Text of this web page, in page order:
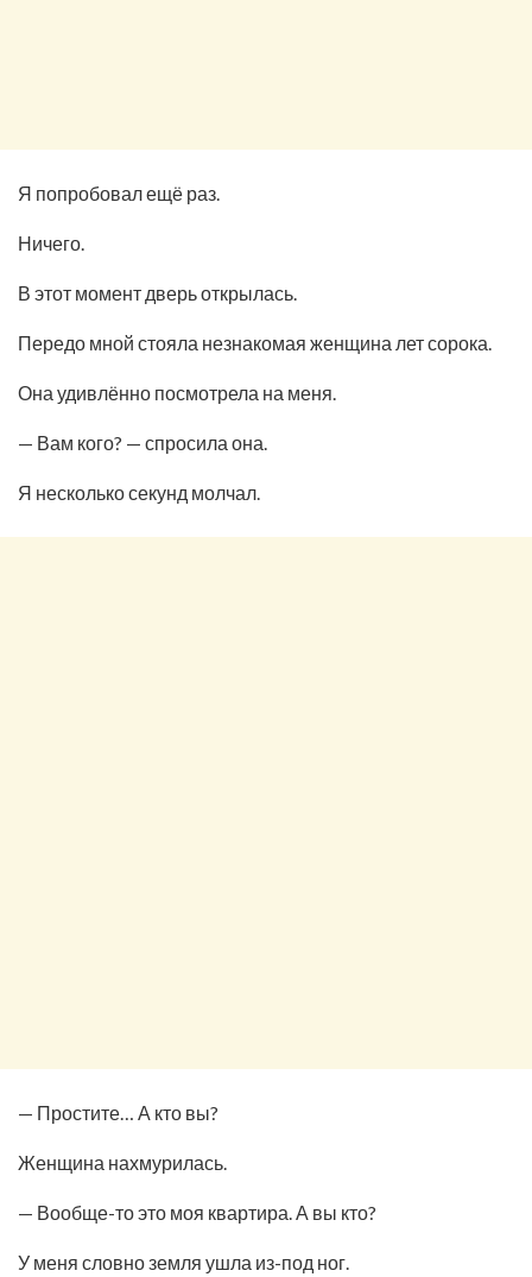
Я попробовал ещё раз.
Ничего.
В этот момент дверь открылась.
Передо мной стояла незнакомая женщина лет сорока.
Она удивлённо посмотрела на меня.
— Вам кого? — спросила она.
Я несколько секунд молчал.
— Простите… А кто вы?
Женщина нахмурилась.
— Вообще-то это моя квартира. А вы кто?
У меня словно земля ушла из-под ног.